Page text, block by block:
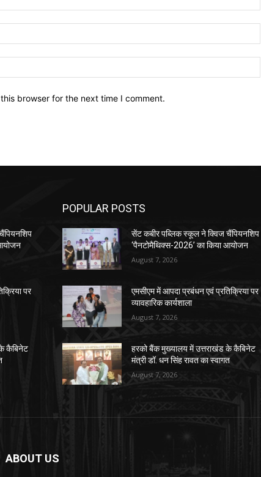
browser for the next time I comment.
पर
कैबिनेट
POPULAR POSTS
सेंट कबीर पब्लिक स्कूल ने क्विज चैंपियनशिप
‘पैनटोमैथिक्स-2026’ का किया आयोजन
August 7, 2026
एमसीएम में आपदा प्रबंधन एवं प्रतिक्रिया पर
व्यावहारिक कार्यशाला
August 7, 2026
हरको बैंक मुख्यालय में उत्तराखंड के कैबिनेट
मंत्री डॉ. धन सिंह रावत का स्वागत
August 7, 2026
ABOUT US